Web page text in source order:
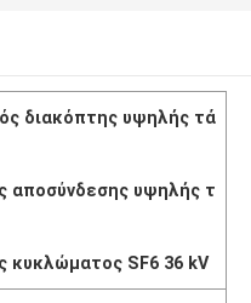
διακόπτης υψηλής τά
αποσύνδεσης υψηλής τ
κυκλώματος SF6 36 kV